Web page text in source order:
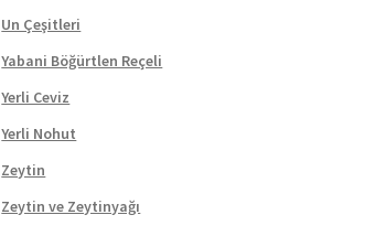
Un Çeşitleri
Yabani Böğürtlen Reçeli
Yerli Ceviz
Yerli Nohut
Zeytin
Zeytin ve Zeytinyağı